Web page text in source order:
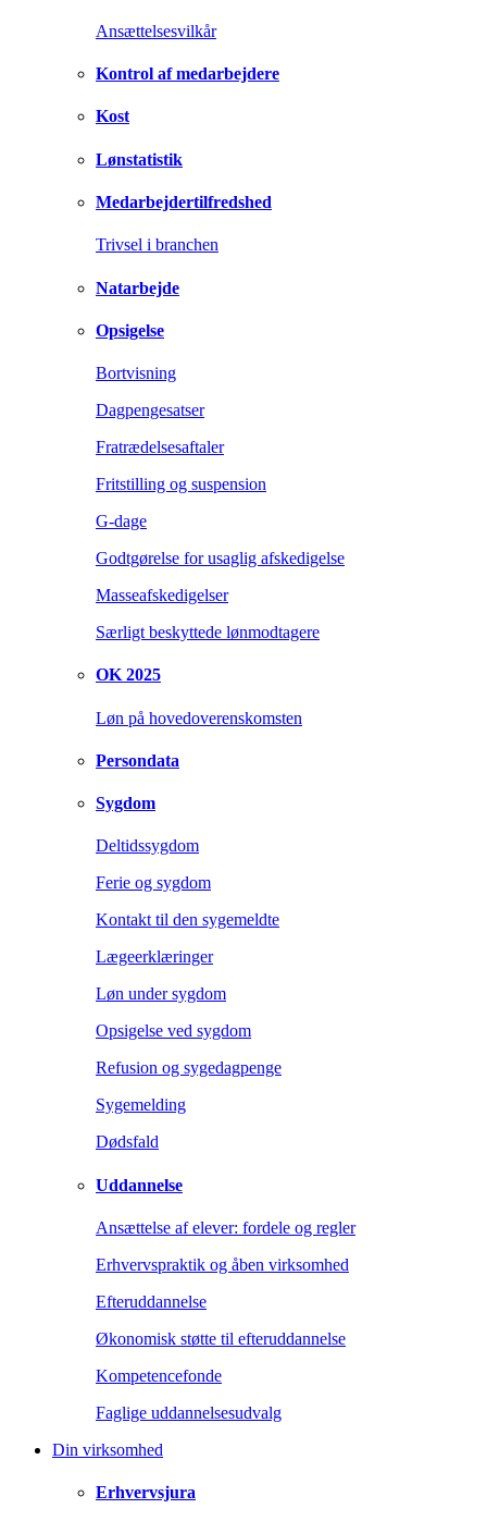
Ansættelsesvilkår
Kontrol af medarbejdere
Kost
Lønstatistik
Medarbejdertilfredshed
Trivsel i branchen
Natarbejde
Opsigelse
Bortvisning
Dagpengesatser
Fratrædelsesaftaler
Fritstilling og suspension
G-dage
Godtgørelse for usaglig afskedigelse
Masseafskedigelser
Særligt beskyttede lønmodtagere
OK 2025
Løn på hovedoverenskomsten
Persondata
Sygdom
Deltidssygdom
Ferie og sygdom
Kontakt til den sygemeldte
Lægeerklæringer
Løn under sygdom
Opsigelse ved sygdom
Refusion og sygedagpenge
Sygemelding
Dødsfald
Uddannelse
Ansættelse af elever: fordele og regler
Erhvervspraktik og åben virksomhed
Efteruddannelse
Økonomisk støtte til efteruddannelse
Kompetencefonde
Faglige uddannelsesudvalg
Din virksomhed
Erhvervsjura